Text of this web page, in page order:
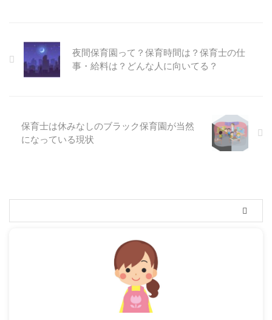
夜間保育園って？保育時間は？保育士の仕
事・給料は？どんな人に向いてる？
保育士は休みなしのブラック保育園が当然
になっている現状